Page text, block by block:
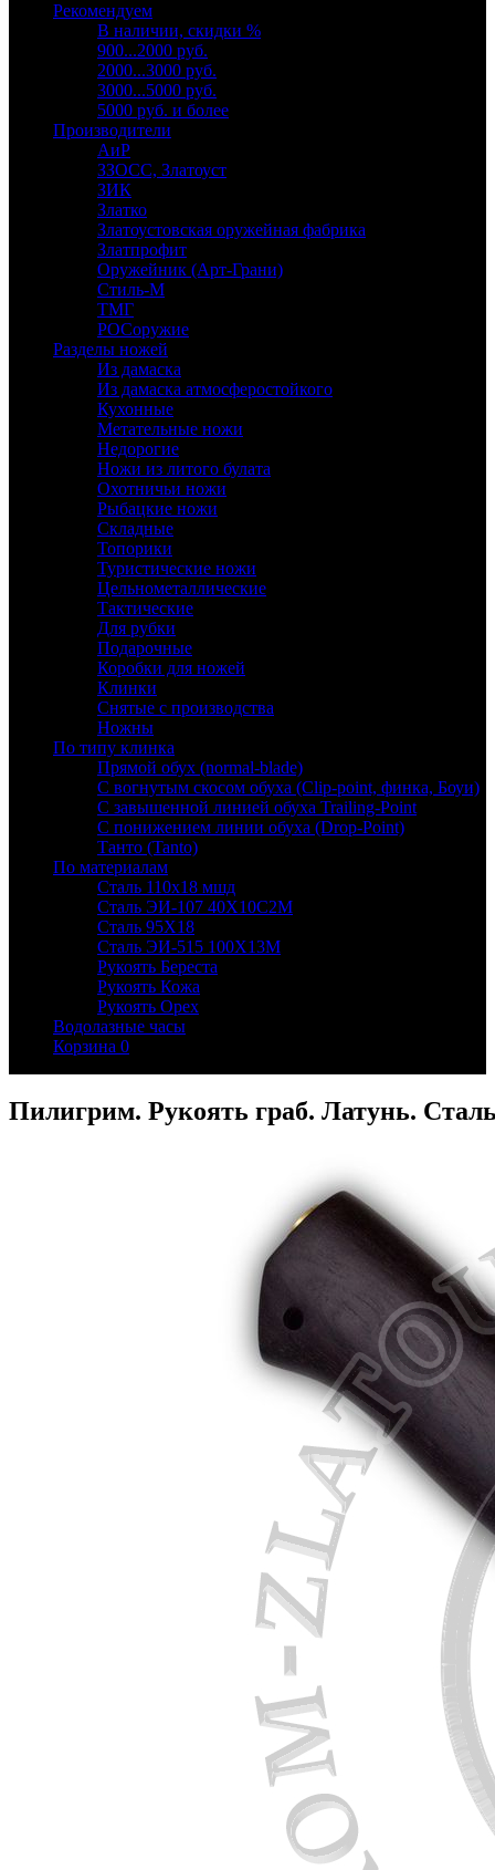
Рекомендуем
В наличии, скидки %
900...2000 руб.
2000...3000 руб.
3000...5000 руб.
5000 руб. и более
Производители
АиР
ЗЗОСС, Златоуст
ЗИК
Златко
Златоустовская оружейная фабрика
Златпрофит
Оружейник (Арт-Грани)
Стиль-М
ТМГ
РОСоружие
Разделы ножей
Из дамаска
Из дамаска атмосферостойкого
Кухонные
Метательные ножи
Недорогие
Ножи из литого булата
Охотничьи ножи
Рыбацкие ножи
Складные
Топорики
Туристические ножи
Цельнометаллические
Тактические
Для рубки
Подарочные
Коробки для ножей
Клинки
Снятые с производства
Ножны
По типу клинка
Прямой обух (normal-blade)
С вогнутым скосом обуха (Clip-point, финка, Боуи)
С завышенной линией обуха Trailing-Point
С понижением линии обуха (Drop-Point)
Танто (Tanto)
По материалам
Сталь 110х18 мшд
Сталь ЭИ-107 40Х10С2М
Сталь 95Х18
Сталь ЭИ-515 100Х13М
Рукоять Береста
Рукоять Кожа
Рукоять Орех
Водолазные часы
Корзина 0
Пилигрим. Рукоять граб. Латунь.